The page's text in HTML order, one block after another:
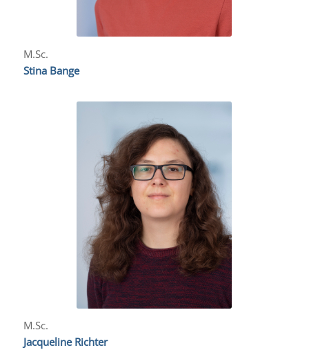
M.Sc.
Stina Bange
M.Sc.
Jacqueline Richter